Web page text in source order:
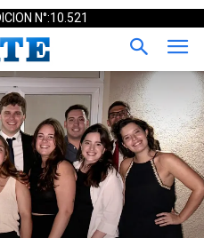
N°:10.521